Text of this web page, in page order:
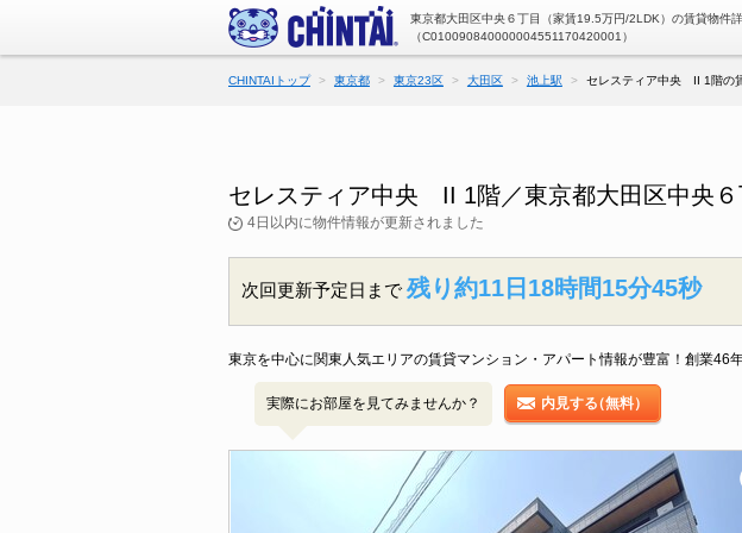
東京都大田区中央６丁目（家賃19.5万円/2LDK）の賃貸物件
（C010090840000004551170420001）
CHINTAIトップ 東京都 東京23区 大田区 池上駅 セレスティア中央 II 1階の
セレスティア中央 II 1階／東京都大田区中央６
4日以内に物件情報が更新されました
次回更新予定日まで 残り約11日18時間15分44秒
東京を中心に関東人気エリアの賃貸マンション・アパート情報が豊富！創業46
実際にお部屋を見てみませんか？ 内見する（無料）